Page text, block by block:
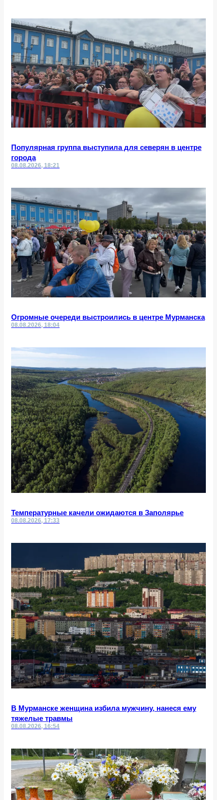
Популярная группа выступила для северян в центре
города
08.08.2026, 18:21
Огромные очереди выстроились в центре Мурманска
08.08.2026, 18:04
Температурные качели ожидаются в Заполярье
08.08.2026, 17:33
В Мурманске женщина избила мужчину, нанеся ему
тяжелые травмы
08.08.2026, 16:54